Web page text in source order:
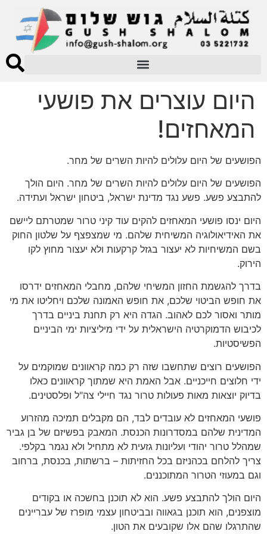
היום עוצרים את פושעי
המאחזים!
הפושעים של היום עלולים להיות השרים של מחר.‎‎
הפושעים של היום עלולים להיות השרים של מחר. היום הולך
להתבצע פשע. פשע נגד מדינת ישראל, ביטחון ישראל ועתידה.
היום ינסו פושעי המאחזים להקים עוד קיני טרור שמטרתם ליישם
את האידיאולוגיה המשיחית שלהם. מי שמצפצף על שלטון החוק
בשם המשיחיות לא יעצור בגזל קרקעות ולא יעצור מחוץ לקו
הירוק.
בדרך להגשמת החזון המשיחי שלהם, מחבלי המאחזים ידרסו
את חופש הביטוי שלכם, את חופש האמונה שלכם ויחליטו את מי
מותר ואסור לכם לאהוב. הגדה היא רק תחנת ביניים בדרך
לכיבוש הדמוקרטיה הישראלית על ידי מיליציות ימי הביניים
הפשיסטיות.
הפושעים רוצים שתחשבו שזה רק כמה קראוונים שמוקמים על
ידי חלוצים חייכניים. אבל האמת היא שמתוך קראוונים כאלו
בדיוק יוצאות מאות פעולות טרור נגד חיילי צה"ל ופלסטינים.
פושעי המאחזים לא עובדים לבד, הם מקבלים תמיכה מהזרוע
המדינית שלהם במסדרונות הכנסת. המאבק בפשיזם של בן גביר
שמהלל טרור יהודי ועליונות גזעית לא מתחיל ולא נגמר בקלפי.
צריך להלחם בכהניזם בכל החזיתות – ברשתות, בכנסת, ברחוב
וגם במעוזי הטרור המתוכננים.
היום הולך להתבצע פשע. הוא לא תוכנן בחשכה או בקודים
מוצפנים, הוא תוכנן בגאווה ובביטחון עצמי מופרז של עבריינים
שהתרגלו שהם אלו שקובעים את הטון.